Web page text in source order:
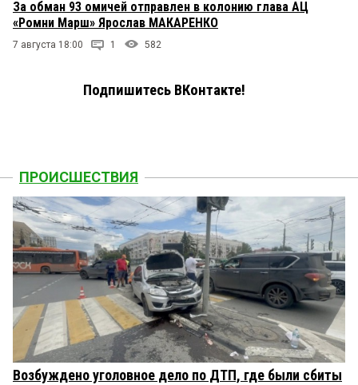
За обман 93 омичей отправлен в колонию глава АЦ
«Ромни Марш» Ярослав МАКАРЕНКО
7 августа 18:00 1 582
Подпишитесь ВКонтакте!
ПРОИСШЕСТВИЯ
Возбуждено уголовное дело по ДТП, где были сбиты